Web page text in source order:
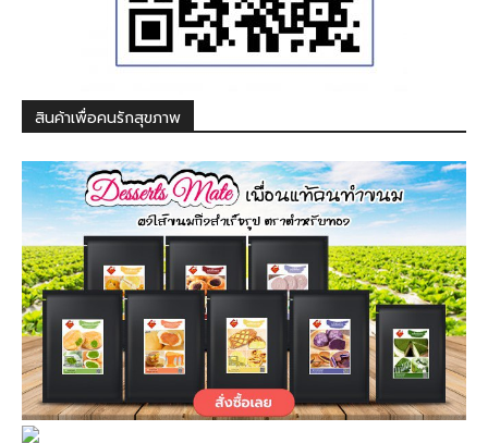
สินค้าเพื่อคนรักสุขภาพ